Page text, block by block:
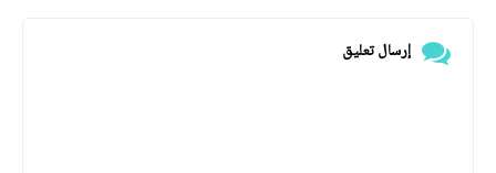
إرسال تعليق